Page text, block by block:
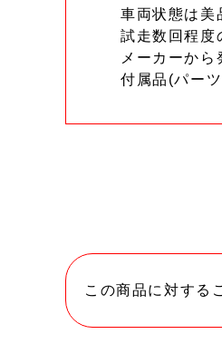
車両状態は美
試走数回程度
メーカーか
付属品(パー
この商品に対する